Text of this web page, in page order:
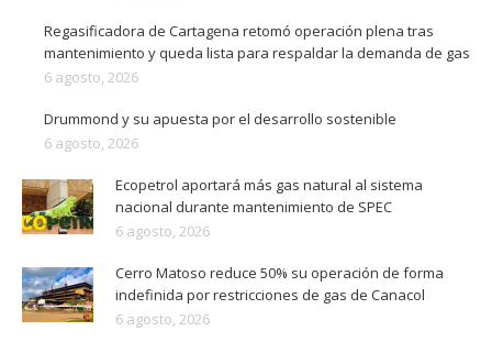
Regasificadora de Cartagena retomó operación plena tras
mantenimiento y queda lista para respaldar la demanda de gas
6 agosto, 2026
Drummond y su apuesta por el desarrollo sostenible
6 agosto, 2026
Ecopetrol aportará más gas natural al sistema
nacional durante mantenimiento de SPEC
6 agosto, 2026
Cerro Matoso reduce 50% su operación de forma
indefinida por restricciones de gas de Canacol
6 agosto, 2026